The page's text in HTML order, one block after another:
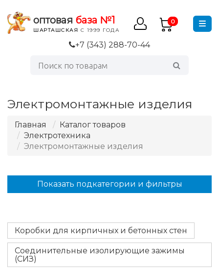
оптовая база №1
ШАРТАШСКАЯ С 1999 ГОДА
0
+7 (343) 288-70-44
Электромонтажные изделия
Главная
Каталог товаров
Электротехника
Электромонтажные изделия
Коробки для кирпичных и бетонных стен
Соединительные изолирующие зажимы
(СИЗ)
Показать подкатегории и фильтры